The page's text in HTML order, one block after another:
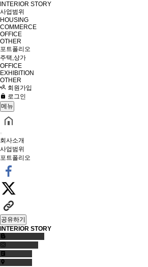
INTERIOR STORY
사업범위
HOUSING
COMMERCE
OFFICE
OTHER
포트폴리오
주택,상가
OFFICE
EXHIBITION
OTHER
회원가입
로그인
메뉴
회사소개
사업범위
포트폴리오
공유하기
INTERIOR STORY